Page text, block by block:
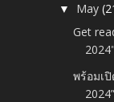
▼ May
Get
พร้อมเ